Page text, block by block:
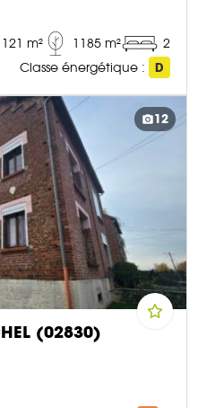
121 m² 1185 m²
2
Classe énergétique :
D
12
(02830)